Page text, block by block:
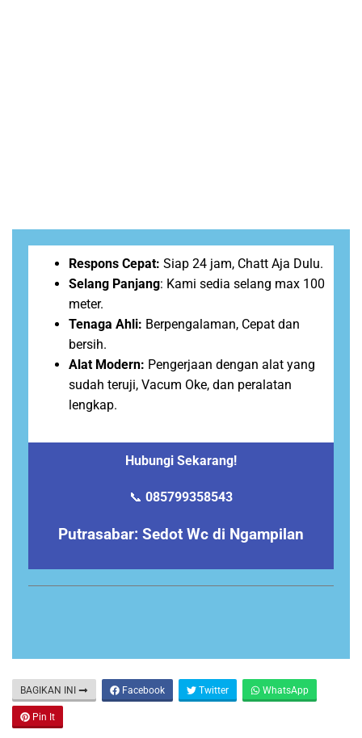
Respons Cepat: Siap 24 jam, Chatt Aja Dulu.
Selang Panjang: Kami sedia selang max 100
meter.
Tenaga Ahli: Berpengalaman, Cepat dan
bersih.
Alat Modern: Pengerjaan dengan alat yang
sudah teruji, Vacum Oke, dan peralatan
lengkap.
Hubungi Sekarang!
📞 085799358543
Putrasabar: Sedot Wc di Ngampilan
BAGIKAN INI Facebook Twitter WhatsApp
Pin It